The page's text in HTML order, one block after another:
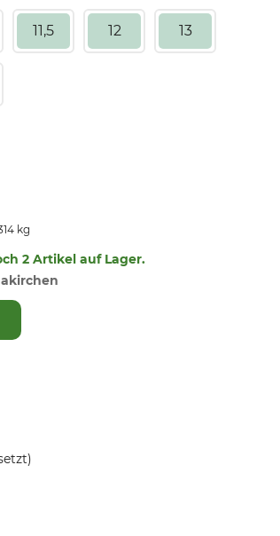
11,5 12 13
kg
2 Artikel auf Lager.